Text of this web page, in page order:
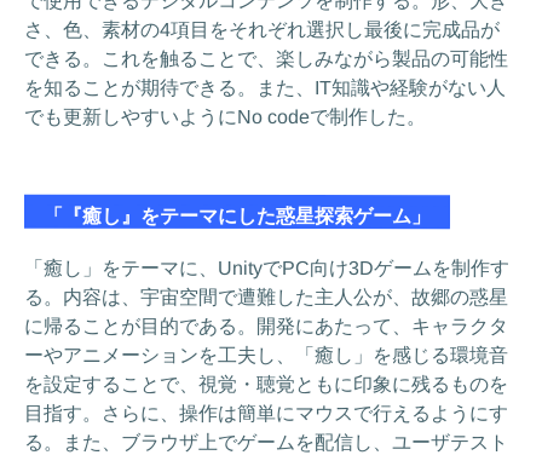
さ、色、素材の4項目をそれぞれ選択し最後に完成品が
できる。これを触ることで、楽しみながら製品の可能性
を知ることが期待できる。また、IT知識や経験がない人
でも更新しやすいようにNo codeで制作した。
「『癒し』をテーマにした惑星探索ゲーム」
「癒し」をテーマに、UnityでPC向け3Dゲームを制作す
る。内容は、宇宙空間で遭難した主人公が、故郷の惑星
に帰ることが目的である。開発にあたって、キャラクタ
ーやアニメーションを工夫し、「癒し」を感じる環境音
を設定することで、視覚・聴覚ともに印象に残るものを
目指す。さらに、操作は簡単にマウスで行えるようにす
る。また、ブラウザ上でゲームを配信し、ユーザテスト